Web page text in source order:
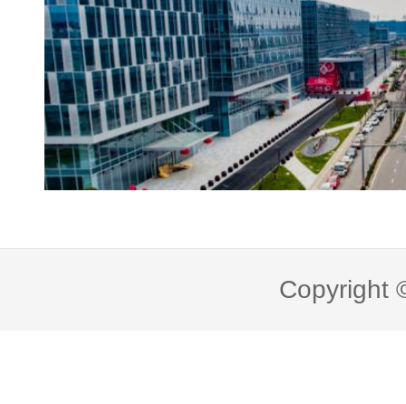
Copyright